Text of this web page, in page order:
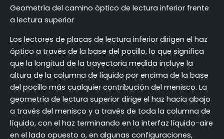
Geometría del camino óptico de lectura inferior frente
a lectura superior
Los lectores de placas de lectura inferior dirigen el haz
óptico a través de la base del pocillo, lo que significa
que la longitud de la trayectoria medida incluye la
altura de la columna de líquido por encima de la base
del pocillo más cualquier contribución del menisco. La
geometría de lectura superior dirige el haz hacia abajo
a través del menisco y a través de toda la columna de
líquido, con el haz terminando en la interfaz líquido-aire
en el lado opuesto o, en algunas configuraciones,